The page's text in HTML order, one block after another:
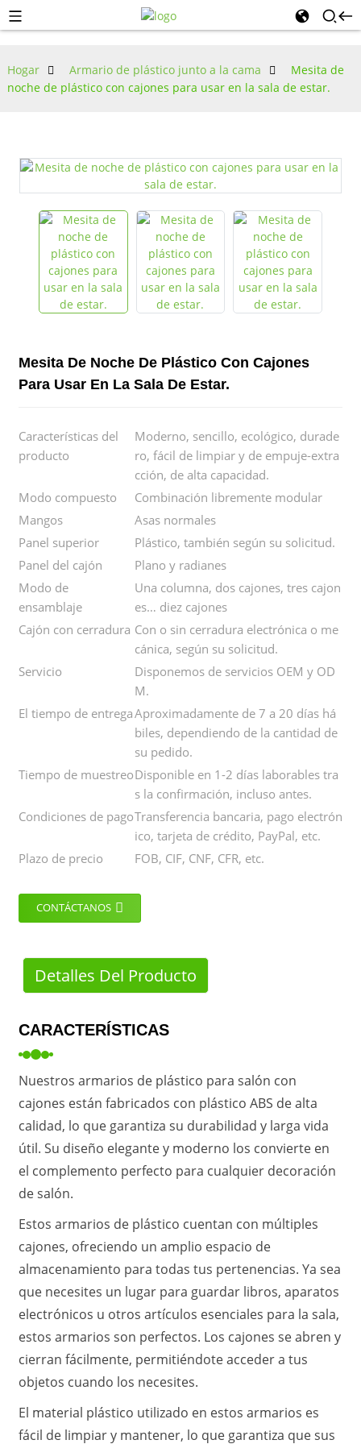
Hogar Armario de plástico junto a la cama
Mesita de
noche de plástico con cajones para usar en la sala de estar.
Mesita De Noche De Plástico Con Cajones
Para Usar En La Sala De Estar.
Características del
producto
Moderno, sencillo, ecológico, durade
ro, fácil de limpiar y de empuje-extra
cción, de alta capacidad.
Modo compuesto
Combinación libremente modular
Mangos
Asas normales
Panel superior
Plástico, también según su solicitud.
Panel del cajón
Plano y radianes
Modo de
ensamblaje
Una columna, dos cajones, tres cajon
es… diez cajones
Cajón con cerradura Con o sin cerradura electrónica o me
cánica, según su solicitud.
Servicio
Disponemos de servicios OEM y OD
M.
El tiempo de entregaAproximadamente de 7 a 20 días há
biles, dependiendo de la cantidad de
su pedido.
Tiempo de muestreoDisponible en 1-2 días laborables tra
s la confirmación, incluso antes.
Condiciones de pagoTransferencia bancaria, pago electrón
ico, tarjeta de crédito, PayPal, etc.
Plazo de precio
FOB, CIF, CNF, CFR, etc.
CONTÁCTANOS
Detalles Del Producto
CARACTERÍSTICAS
Nuestros armarios de plástico para salón con
cajones están fabricados con plástico ABS de alta
calidad, lo que garantiza su durabilidad y larga vida
útil. Su diseño elegante y moderno los convierte en
el complemento perfecto para cualquier decoración
de salón.
Estos armarios de plástico cuentan con múltiples
cajones, ofreciendo un amplio espacio de
almacenamiento para todas tus pertenencias. Ya sea
que necesites un lugar para guardar libros, aparatos
electrónicos u otros artículos esenciales para la sala,
estos armarios son perfectos. Los cajones se abren y
cierran fácilmente, permitiéndote acceder a tus
objetos cuando los necesites.
El material plástico utilizado en estos armarios es
fácil de limpiar y mantener, lo que garantiza que sus